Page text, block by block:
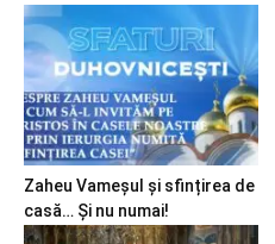
Zaheu Vameșul și sfințirea de
casă… Și nu numai!